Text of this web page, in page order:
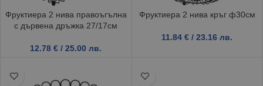
Фруктиера 2 нива правоъгълна
с дървена дръжка 27/17см
12.78€ / 25.00 лв.
Фруктиера 2 нива кръг ф30см
11.84€ / 23.16 лв.